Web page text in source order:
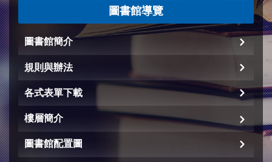
圖書館導覽
圖書館簡介
規則與辦法
各式表單下載
樓層簡介
圖書館配置圖